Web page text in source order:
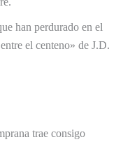
han perdurado en el
el centeno» de J.D.
trae consigo